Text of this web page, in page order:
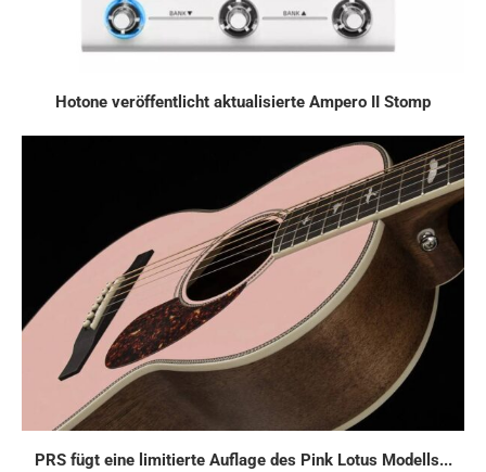
Hotone veröffentlicht aktualisierte Ampero II Stomp
PRS fügt eine limitierte Auflage des Pink Lotus Modells...